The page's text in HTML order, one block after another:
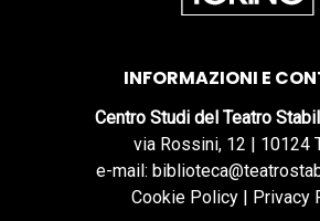
INFORMAZIONI E
Centro Studi del Teatro
via Rossini, 12 | 10124
e-mail:
Cookie Policy | Privacy